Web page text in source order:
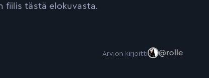
fiilis tästä elokuvasta.
Arvion kirjoitti @rolle